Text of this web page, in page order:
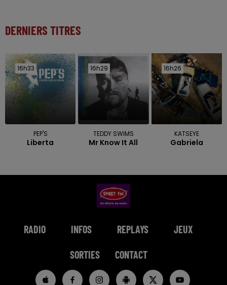
DERNIERS TITRES
16h33
16h33
PEP'S
Liberta
16h29
16h29
TEDDY SWIMS
Mr Know It All
16h26
16h26
KATSEYE
Gabriela
RADIO INFOS REPLAYS JEUX
SORTIES CONTACT